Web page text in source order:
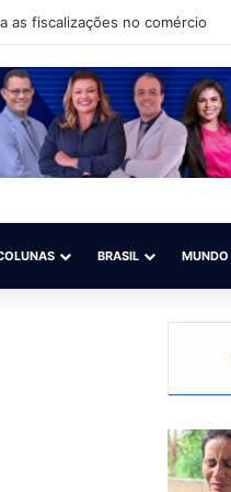
as fiscalizações no comércio
BRASIL MUNDO